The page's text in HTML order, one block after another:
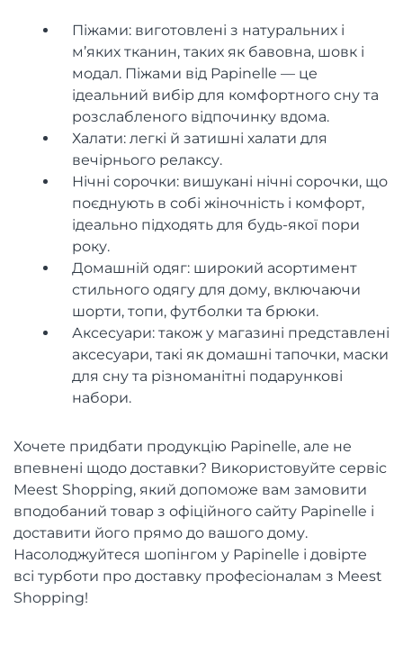
Піжами: виготовлені з натуральних і
м’яких тканин, таких як бавовна, шовк і
модал. Піжами від Papinelle — це
ідеальний вибір для комфортного сну та
розслабленого відпочинку вдома.
Халати: легкі й затишні халати для
вечірнього релаксу.
Нічні сорочки: вишукані нічні сорочки, що
поєднують в собі жіночність і комфорт,
ідеально підходять для будь-якої пори
року.
Домашній одяг: широкий асортимент
стильного одягу для дому, включаючи
шорти, топи, футболки та брюки.
Аксесуари: також у магазині представлені
аксесуари, такі як домашні тапочки, маски
для сну та різноманітні подарункові
набори.
Хочете придбати продукцію Papinelle, але не
впевнені щодо доставки? Використовуйте сервіс
Meest Shopping, який допоможе вам замовити
вподобаний товар з офіційного сайту Papinelle і
доставити його прямо до вашого дому.
Насолоджуйтеся шопінгом у Papinelle і довірте
всі турботи про доставку професіоналам з Meest
Shopping!